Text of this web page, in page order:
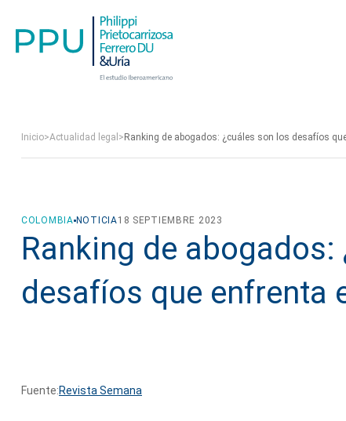
Inicio>Actualidad legal > Ranking de abogados: ¿cuáles son los desafíos
COLOMBIA NOTICIA18 SEPTIEMBRE 2023
Ranking de
desafíos que enfrenta
Fuente:Revista Semana